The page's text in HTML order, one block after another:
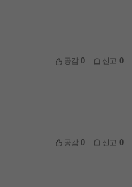
공감0 신고 0
공감0 신고 0